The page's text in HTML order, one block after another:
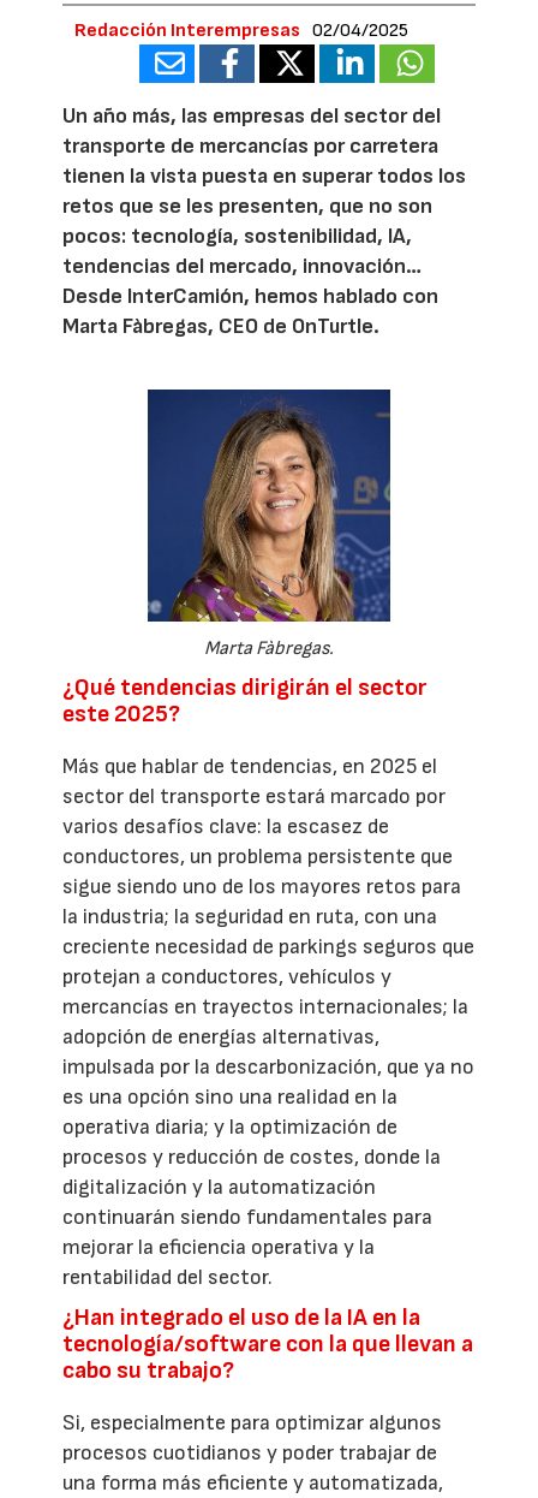
Redacción Interempresas 02/04/2025
Un año más, las empresas del sector del
transporte de mercancías por carretera
tienen la vista puesta en superar todos los
retos que se les presenten, que no son
pocos: tecnología, sostenibilidad, IA,
tendencias del mercado, innovación…
Desde InterCamión, hemos hablado con
Marta Fàbregas, CEO de OnTurtle.
Marta Fàbregas.
¿Qué tendencias dirigirán el sector
este 2025?
Más que hablar de tendencias, en 2025 el
sector del transporte estará marcado por
varios desafíos clave: la escasez de
conductores, un problema persistente que
sigue siendo uno de los mayores retos para
la industria; la seguridad en ruta, con una
creciente necesidad de parkings seguros que
protejan a conductores, vehículos y
mercancías en trayectos internacionales; la
adopción de energías alternativas,
impulsada por la descarbonización, que ya no
es una opción sino una realidad en la
operativa diaria; y la optimización de
procesos y reducción de costes, donde la
digitalización y la automatización
continuarán siendo fundamentales para
mejorar la eficiencia operativa y la
rentabilidad del sector.
¿Han integrado el uso de la IA en la
tecnología/software con la que llevan a
cabo su trabajo?
Si, especialmente para optimizar algunos
procesos cuotidianos y poder trabajar de
una forma más eficiente y automatizada,